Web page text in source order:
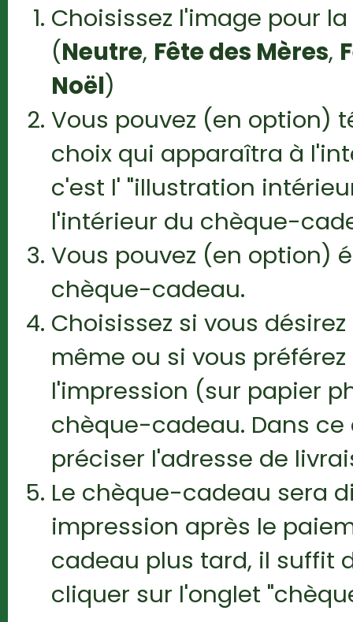
Choisissez l'image pour
(Neutre, Fête des Mères,
Noël)
Vous pouvez (en option)
choix qui apparaîtra à
c'est l' "illustration
l'intérieur du chèque-
Vous pouvez (en option)
chèque-cadeau.
Choisissez si vous
même ou si vous
l'impression (sur papier
chèque-cadeau. Dans
préciser l'adresse de
Le chèque-cadeau sera
impression après le
cadeau plus tard, il suffit
cliquer sur l'onglet